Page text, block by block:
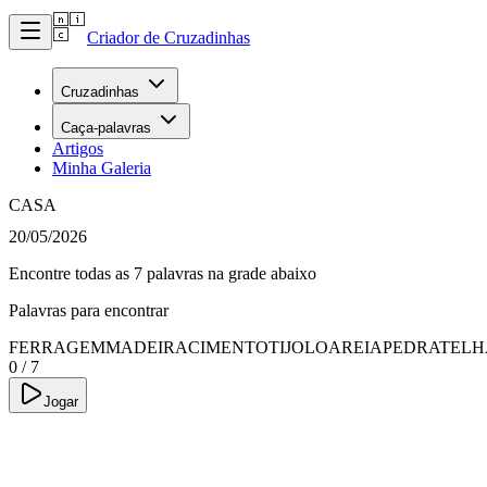
Criador de Cruzadinhas
Cruzadinhas
Caça-palavras
Artigos
Minha Galeria
CASA
20/05/2026
Encontre todas as 7 palavras na grade abaixo
Palavras para encontrar
FERRAGEMMADEIRACIMENTOTIJOLOAREIAPEDRA
0 / 7
Jogar